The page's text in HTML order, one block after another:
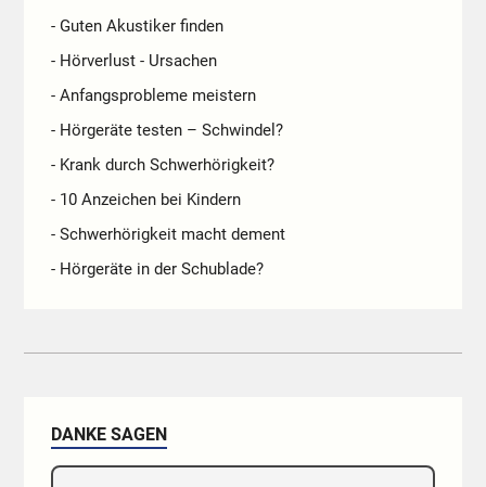
- Guten Akustiker finden
- Hörverlust - Ursachen
- Anfangsprobleme meistern
- Hörgeräte testen – Schwindel?
- Krank durch Schwerhörigkeit?
- 10 Anzeichen bei Kindern
- Schwerhörigkeit macht dement
- Hörgeräte in der Schublade?
DANKE SAGEN